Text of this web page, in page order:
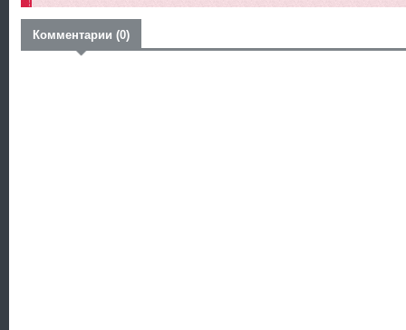
Комментарии (0)